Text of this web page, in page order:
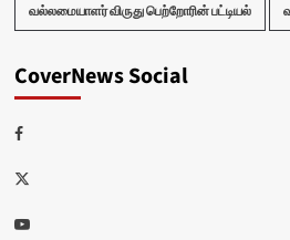
வல்லமையாளர் விருது பெற்றோரின் பட்டியல்
CoverNews Social
Facebook
Twitter
Youtube